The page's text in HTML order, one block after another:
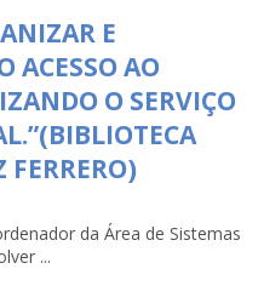
E
ACESSO AO
O SERVIÇO
FERRERO)
da Área de Sistemas
...